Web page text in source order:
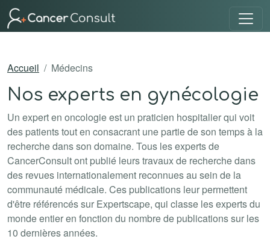
Accueil Médecins
Nos experts en gynécologie
Un expert en oncologie est un praticien hospitalier qui voit
des patients tout en consacrant une partie de son temps à la
recherche dans son domaine. Tous les experts de
CancerConsult ont publié leurs travaux de recherche dans
des revues internationalement reconnues au sein de la
communauté médicale. Ces publications leur permettent
d'être référencés sur Expertscape, qui classe les experts du
monde entier en fonction du nombre de publications sur les
10 dernières années.